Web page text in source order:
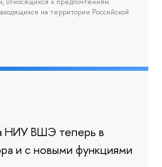
на территории Российской
НИУ ВШЭ теперь в
и с новыми функциями